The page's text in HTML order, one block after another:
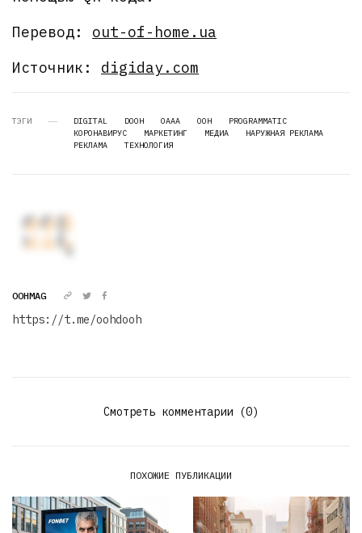
Перевод: out-of-home.ua
Источник: digiday.com
ТЭГИ DIGITAL DOOH OAAA OOH
PROGRAMMATIC
КОРОНАВИРУС
МАРКЕТИНГ МЕДИА
НАРУЖНАЯ РЕКЛАМА
РЕКЛАМА
ТЕХНОЛОГИЯ
OOHMAG
https://t.me/oohdooh
Смотреть комментарии (0)
ПОХОЖИЕ ПУБЛИКАЦИИ